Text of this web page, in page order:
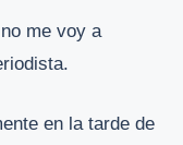
me voy a
en la tarde de